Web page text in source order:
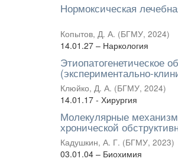
Нормоксическая
Копытов, Д. А. (БГМУ, 2024)
14.01.27 – Наркология
Этиопатогенетическое
(экспериментально-
Клюйко, Д. А. (БГМУ, 2024)
14.01.17 - Хирургия
Молекулярные
хронической
Кадушкин, А. Г. (БГМУ, 2023)
03.01.04 – Биохимия